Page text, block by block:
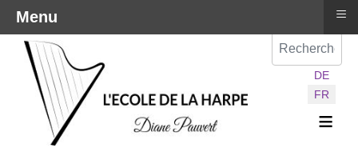
Sélectionnez
DE
FR
≡
Menu ≡